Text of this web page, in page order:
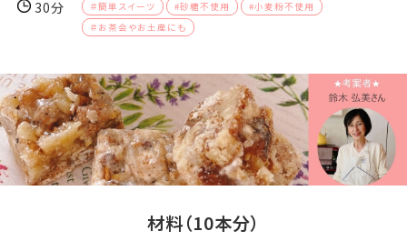
30分 ＃簡単スイーツ #砂糖不使用
#小麦粉不使用
＃お茶会やお土産にも
材料（10本分）